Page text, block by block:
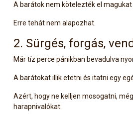
A barátok nem kötelezték el
Erre tehát nem alapozhat.
2. Sürgés, forgás,
Már tíz perce pánikban bevadulva
A barátokat illik etetni és itatni egy
Azért, hogy ne kelljen mosogatni,
harapnivalókat.